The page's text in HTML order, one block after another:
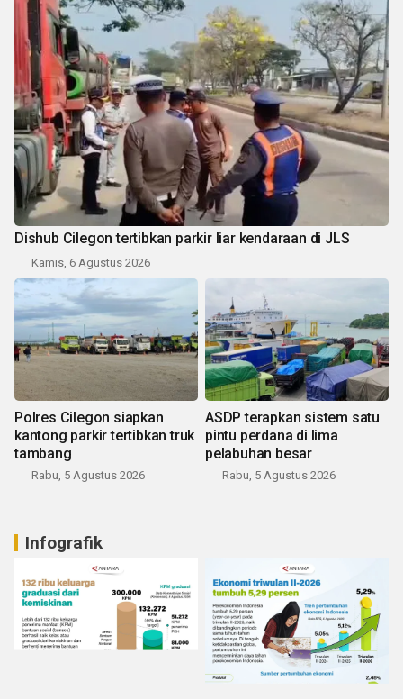
Dishub Cilegon tertibkan parkir liar kendaraan di JLS
Kamis, 6 Agustus 2026
Polres Cilegon siapkan
kantong parkir tertibkan truk
tambang
Rabu, 5 Agustus 2026
ASDP terapkan sistem satu
pintu perdana di lima
pelabuhan besar
Rabu, 5 Agustus 2026
Infografik